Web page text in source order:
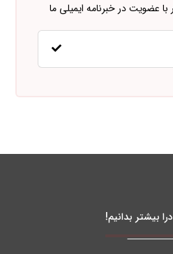
عضویت در خبرنامه ایمیلی ما
بیشتر بدانیم!